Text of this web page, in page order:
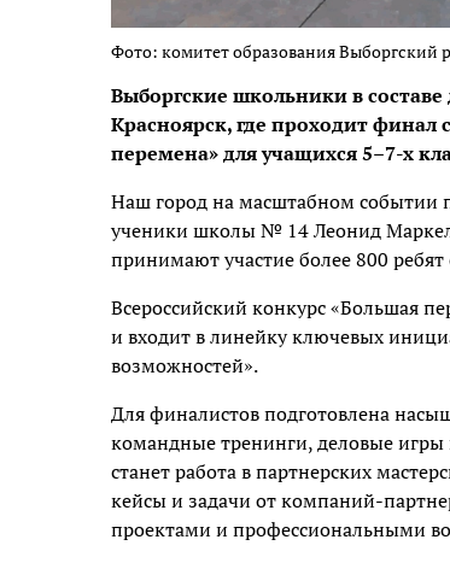
Фото: комитет образования Выборгский
Выборгские школьники в
Красноярск, где проходит финал
перемена» для учащихся 5–7-х
Наш город на масштабном событии
ученики школы № 14 Леонид
принимают участие более 800
Всероссийский конкурс «Большая
и входит в линейку ключевых
возможностей».
Для финалистов подготовлена
командные тренинги, деловые
станет работа в партнерских
кейсы и задачи от компаний-
проектами и профессиональными